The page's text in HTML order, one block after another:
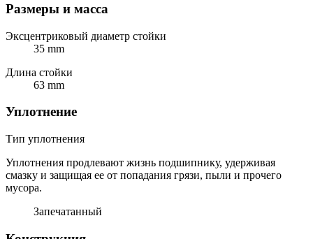
Размеры и масса
Эксцентриковый диаметр стойки
35 mm
Длина стойки
63 mm
Уплотнение
Тип уплотнения
Уплотнения продлевают жизнь подшипнику, удерживая
смазку и защищая ее от попадания грязи, пыли и прочего
мусора.
Запечатанный